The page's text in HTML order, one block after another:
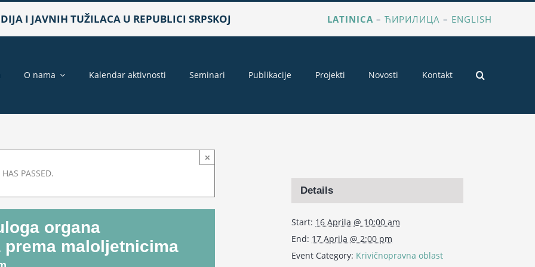
I JAVNIH TUŽILACA U REPUBLICI SRPSKOJ LATINICA –ЋИРИЛИЦА – ENGLISH
O nama Kalendar aktivnosti Seminari Publikacije Projekti Novosti Kontakt
PASSED.
×
organa
maloljetnicima
Details
Start: 16 Aprila @ 10:00 am
End: 17 Aprila @ 2:00 pm
Event Category: Krivičnopravna oblast